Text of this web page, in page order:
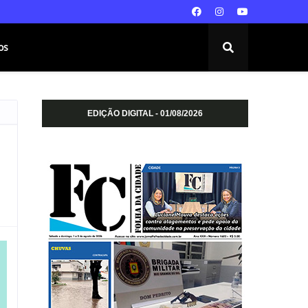
EDIÇÃO DIGITAL - 01/08/2026